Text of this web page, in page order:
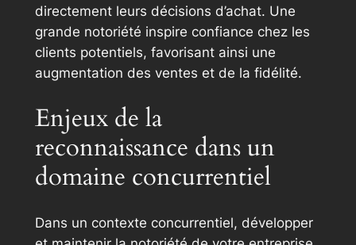
directement leurs décisions d’achat. Une
grande notoriété inspire confiance chez les
clients potentiels, favorisant ainsi une
augmentation des ventes et de la fidélité.
Enjeux de la
reconnaissance dans un
domaine concurrentiel
Dans un contexte concurrentiel, développer